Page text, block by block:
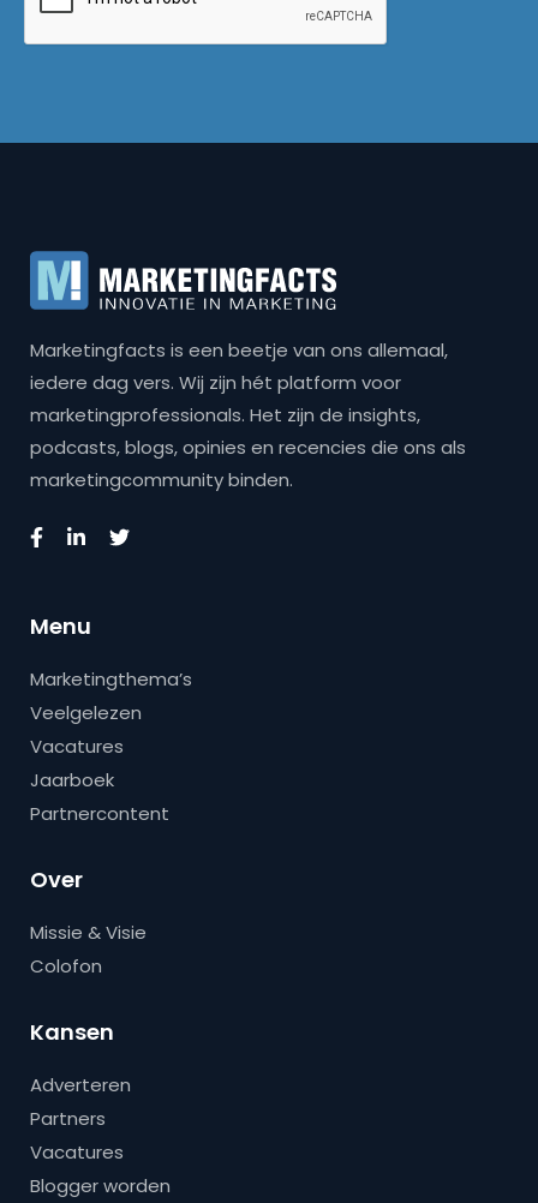
Marketingfacts is een beetje van ons allemaal,
iedere dag vers. Wij zijn hét platform voor
marketingprofessionals. Het zijn de insights,
podcasts, blogs, opinies en recencies die ons als
marketingcommunity binden.
Menu
Marketingthema’s
Veelgelezen
Vacatures
Jaarboek
Partnercontent
Over
Missie & Visie
Colofon
Kansen
Adverteren
Partners
Vacatures
Blogger worden